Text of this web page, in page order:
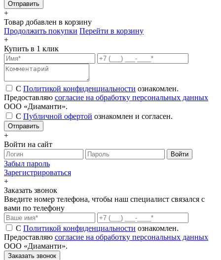
+
Товар добавлен в корзину
Продолжить покупки Перейти в корзину
+
Купить в 1 клик
С Политикой конфиденциальности ознакомлен.
Предоставляю согласие на обработку персональных данных
ООО «Диаманти».
С Публичной офертой ознакомлен и согласен.
Отправить
+
Войти на сайт
Войти
Забыл пароль
Зарегистрироваться
+
Заказать звонок
Введите номер телефона, чтобы наш специалист связался с
вами по телефону
С Политикой конфиденциальности ознакомлен.
Предоставляю согласие на обработку персональных данных
ООО «Диаманти».